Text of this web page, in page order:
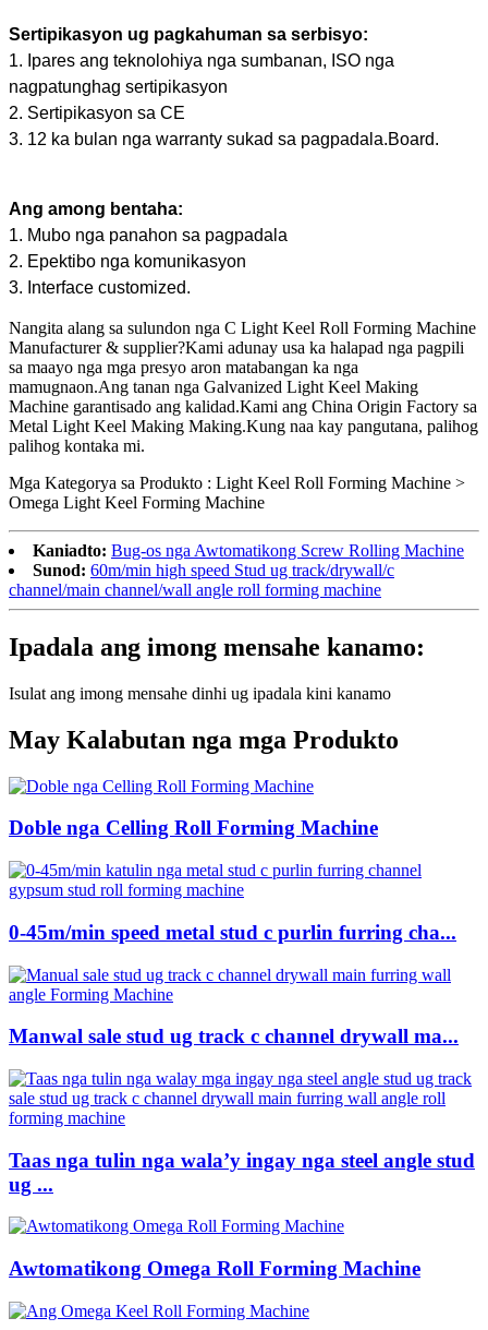
Sertipikasyon ug pagkahuman sa serbisyo:
1. Ipares ang teknolohiya nga sumbanan, ISO nga
nagpatunghag sertipikasyon
2. Sertipikasyon sa CE
3. 12 ka bulan nga warranty sukad sa pagpadala.Board.
Ang among bentaha:
1. Mubo nga panahon sa pagpadala
2. Epektibo nga komunikasyon
3. Interface customized.
Nangita alang sa sulundon nga C Light Keel Roll Forming Machine
Manufacturer & supplier?Kami adunay usa ka halapad nga pagpili
sa maayo nga mga presyo aron matabangan ka nga
mamugnaon.Ang tanan nga Galvanized Light Keel Making
Machine garantisado ang kalidad.Kami ang China Origin Factory sa
Metal Light Keel Making Making.Kung naa kay pangutana, palihog
palihog kontaka mi.
Mga Kategorya sa Produkto : Light Keel Roll Forming Machine >
Omega Light Keel Forming Machine
Kaniadto: Bug-os nga Awtomatikong Screw Rolling Machine
Sunod: 60m/min high speed Stud ug track/drywall/c
channel/main channel/wall angle roll forming machine
Ipadala ang imong mensahe kanamo:
Isulat ang imong mensahe dinhi ug ipadala kini kanamo
May Kalabutan nga mga Produkto
Doble nga Celling Roll Forming Machine
0-45m/min speed metal stud c purlin furring cha...
Manwal sale stud ug track c channel drywall ma...
Taas nga tulin nga wala’y ingay nga steel angle stud
ug ...
Awtomatikong Omega Roll Forming Machine